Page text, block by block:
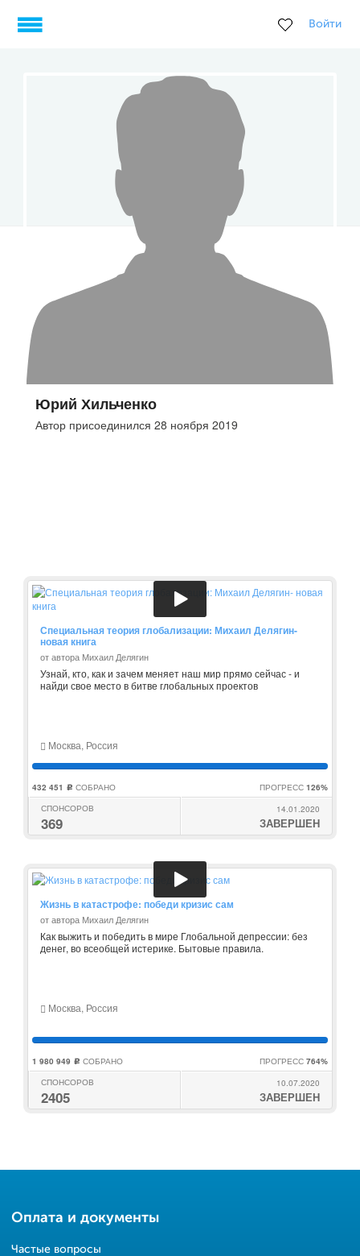
Войти
Юрий Хильченко
Автор присоединился 28 ноября 2019
Специальная теория глобализации: Михаил Делягин-
новая книга
от автора Михаил Делягин
Узнай, кто, как и зачем меняет наш мир прямо сейчас - и
найди свое место в битве глобальных проектов
Москва, Россия
432 451 c СОБРАНО ПРОГРЕСС 126%
СПОНСОРОВ
369
14.01.2020
ЗАВЕРШЕН
Жизнь в катастрофе: победи кризис сам
от автора Михаил Делягин
Как выжить и победить в мире Глобальной депрессии: без
денег, во всеобщей истерике. Бытовые правила.
Москва, Россия
1 980 949 c СОБРАНО ПРОГРЕСС 764%
СПОНСОРОВ
2405
10.07.2020
ЗАВЕРШЕН
Оплата и документы
Частые вопросы